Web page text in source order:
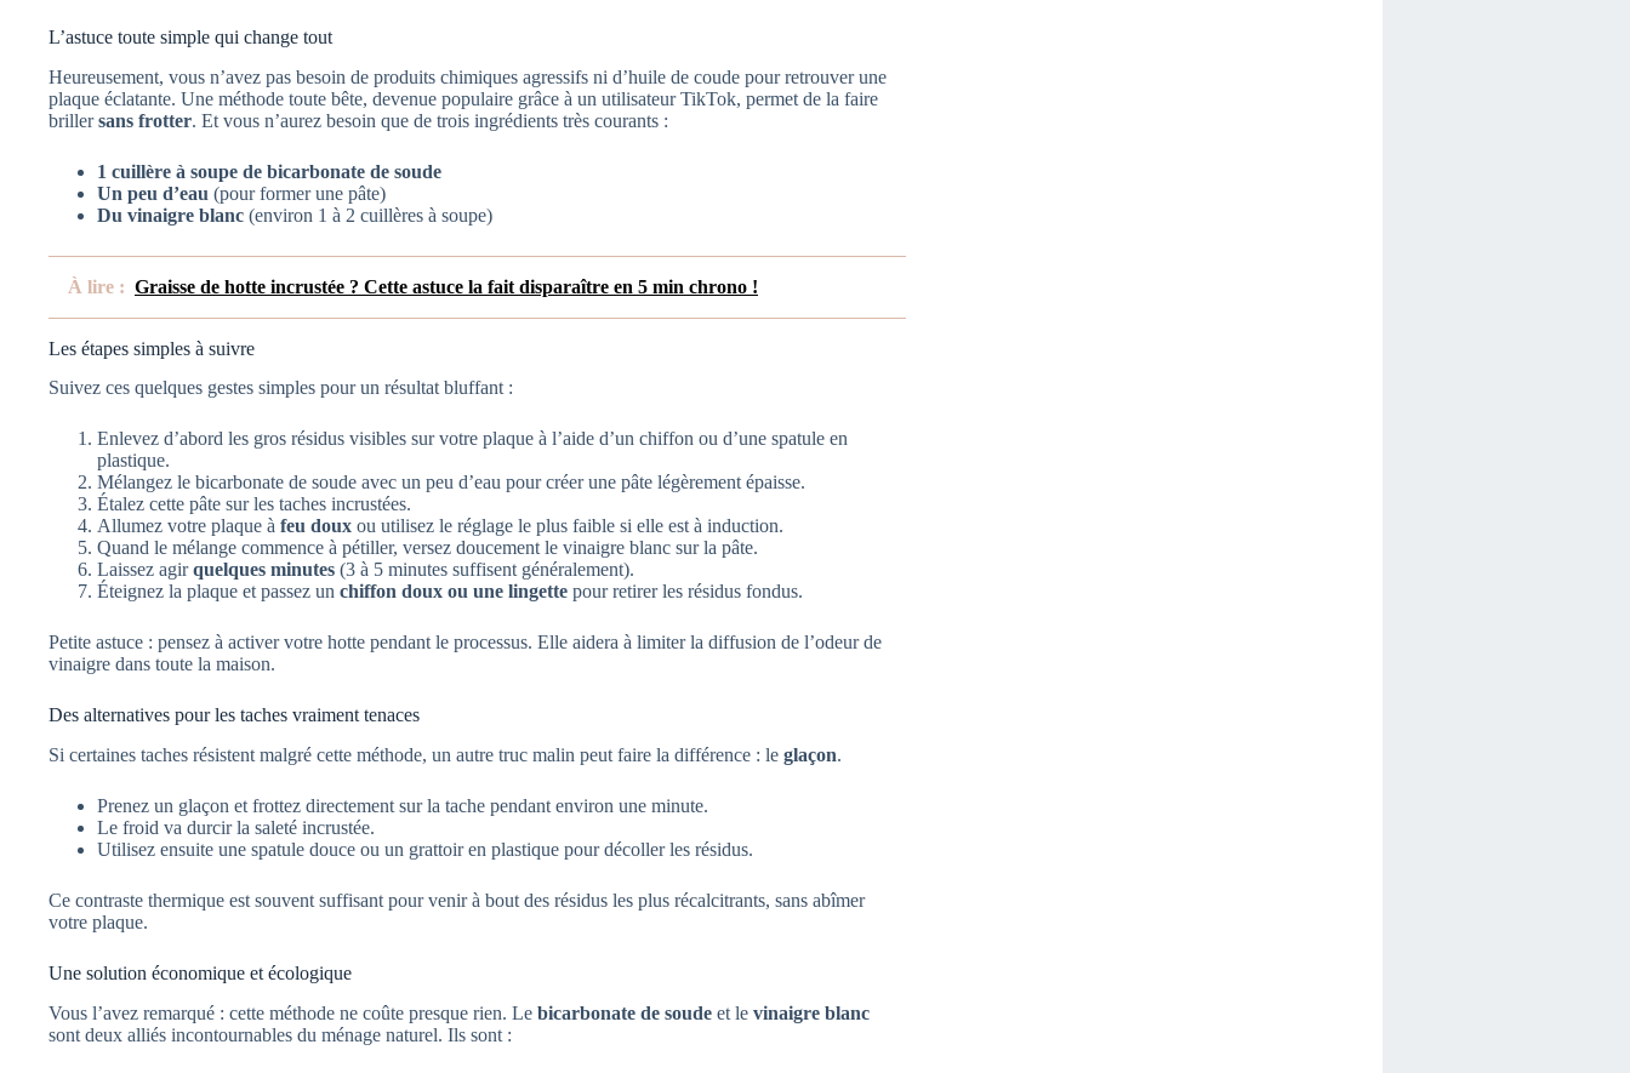
L’astuce toute simple qui change tout
Heureusement, vous n’avez pas besoin de produits chimiques agressifs ni d’huile de coude pour retrouver une
plaque éclatante. Une méthode toute bête, devenue populaire grâce à un utilisateur TikTok, permet de la faire
brillersans frotter. Et vous n’aurez besoin que de trois ingrédients très courants :
1 cuillère à soupe de bicarbonate de soude
Un peu d’eau (pour former une pâte)
Du vinaigre blanc (environ 1 à 2 cuillères à soupe)
À lire : Graisse de hotte incrustée ? Cette astuce la fait disparaître en 5 min chrono !
Les étapes simples à suivre
Suivez ces quelques gestes simples pour un résultat bluffant :
Enlevez d’abord les gros résidus visibles sur votre plaque à l’aide d’un chiffon ou d’une spatule en
plastique.
Mélangez le bicarbonate de soude avec un peu d’eau pour créer une pâte légèrement épaisse.
Étalez cette pâte sur les taches incrustées.
Allumez votre plaque à feu doux ou utilisez le réglage le plus faible si elle est à induction.
Quand le mélange commence à pétiller, versez doucement le vinaigre blanc sur la pâte.
Laissez agirquelques minutes (3 à 5 minutes suffisent généralement).
Éteignez la plaque et passez un chiffon doux ou une lingette pour retirer les résidus fondus.
Petite astuce : pensez à activer votre hotte pendant le processus. Elle aidera à limiter la diffusion de l’odeur de
vinaigre dans toute la maison.
Des alternatives pour les taches vraiment tenaces
Si certaines taches résistent malgré cette méthode, un autre truc malin peut faire la différence : le glaçon.
Prenez un glaçon et frottez directement sur la tache pendant environ une minute.
Le froid va durcir la saleté incrustée.
Utilisez ensuite une spatule douce ou un grattoir en plastique pour décoller les résidus.
Ce contraste thermique est souvent suffisant pour venir à bout des résidus les plus récalcitrants, sans abîmer
votre plaque.
Une solution économique et écologique
Vous l’avez remarqué : cette méthode ne coûte presque rien. Le bicarbonate de soude et le vinaigre blanc
sont deux alliés incontournables du ménage naturel. Ils sont :